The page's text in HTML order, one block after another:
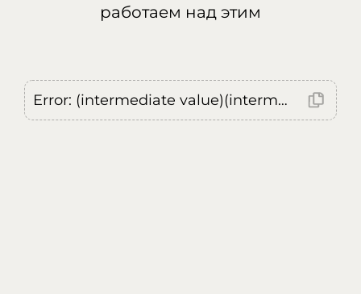
работаем над этим
Error: (intermediate value)(intermediate value)(intermediate value).replaceAll is not a function